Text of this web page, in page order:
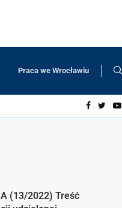
Praca we Wrocławiu
(13/2022) Treść